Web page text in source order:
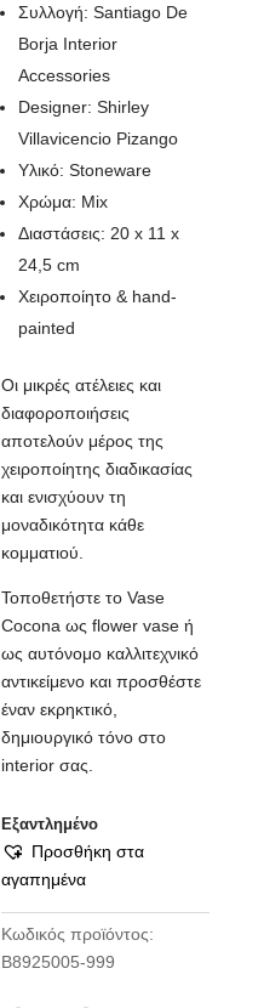
Συλλογή: Santiago De
Borja Interior
Accessories
Designer: Shirley
Villavicencio Pizango
Υλικό: Stoneware
Χρώμα: Mix
Διαστάσεις: 20 x 11 x
24,5 cm
Χειροποίητο & hand-
painted
Οι μικρές ατέλειες και
διαφοροποιήσεις
αποτελούν μέρος της
χειροποίητης διαδικασίας
και ενισχύουν τη
μοναδικότητα κάθε
κομματιού.
Τοποθετήστε το Vase
Cocona ως flower vase ή
ως αυτόνομο καλλιτεχνικό
αντικείμενο και προσθέστε
έναν εκρηκτικό,
δημιουργικό τόνο στο
interior σας.
Εξαντλημένο
Προσθήκη στα
αγαπημένα
Κωδικός προϊόντος:
B8925005-999